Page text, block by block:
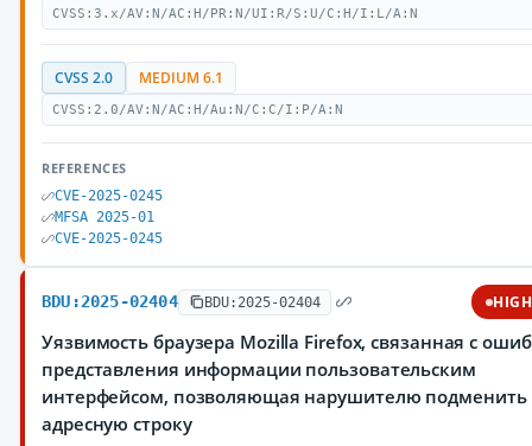
CVSS:3.x/AV:N/AC:H/PR:N/UI:R/S:U/C:H/I:L/A:N
CVSS 2.0 MEDIUM 6.1
CVSS:2.0/AV:N/AC:H/Au:N/C:C/I:P/A:N
REFERENCES
CVE-2025-0245
MFSA 2025-01
CVE-2025-0245
BDU:2025-02404 BDU:2025-02404 HIGH
Уязвимость браузера Mozilla Firefox, связанная с
представления информации пользовательским
интерфейсом, позволяющая нарушителю подменить
адресную строку